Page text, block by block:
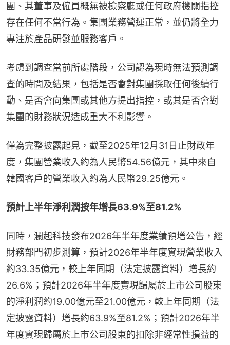
團、其董事及僱員概無被檢察廳或任何政府機關指控
存在任何不當行為。集團業務營運正常，並仍將全力
專注於產品研發並服務客戶。
考慮到調查當前所處階段，公司認為現時無法預測調
查的時間及結果，包括是否會對集團採取任何後續行
動、是否會向集團或其他方提出指控，或其是否會對
集團的財務狀況造成重大不利影響。
僅為完整披露起見，截至2025年12月31日止財政年
度，集團營業收入約為人民幣54.56億元，其中來自
韓國客戶的營業收入約為人民幣29.25億元。
預計上半年淨利潤按年增長63.9%至81.2%
同時，瀾起科技發布2026年半年度業績預增公告，經
財務部門初步測算，預計2026年半年度實現營業收入
約33.35億元，較上年同期（法定披露資料）增長約
26.6%；預計2026年半年度實現歸屬於上市公司股東
的淨利潤約19.00億元至21.00億元，較上年同期（法
定披露資料）增長約63.9%至81.2%；預計2026年半
年度實現歸屬於上市公司股東的扣除非經常性損益的